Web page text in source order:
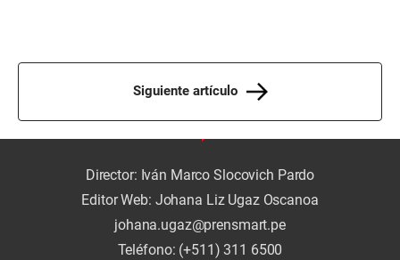
Siguiente artículo
Director: Iván Marco Slocovich Pardo
Editor Web: Johana Liz Ugaz Oscanoa
johana.ugaz@prensmart.pe
Teléfono: (+511) 311 6500